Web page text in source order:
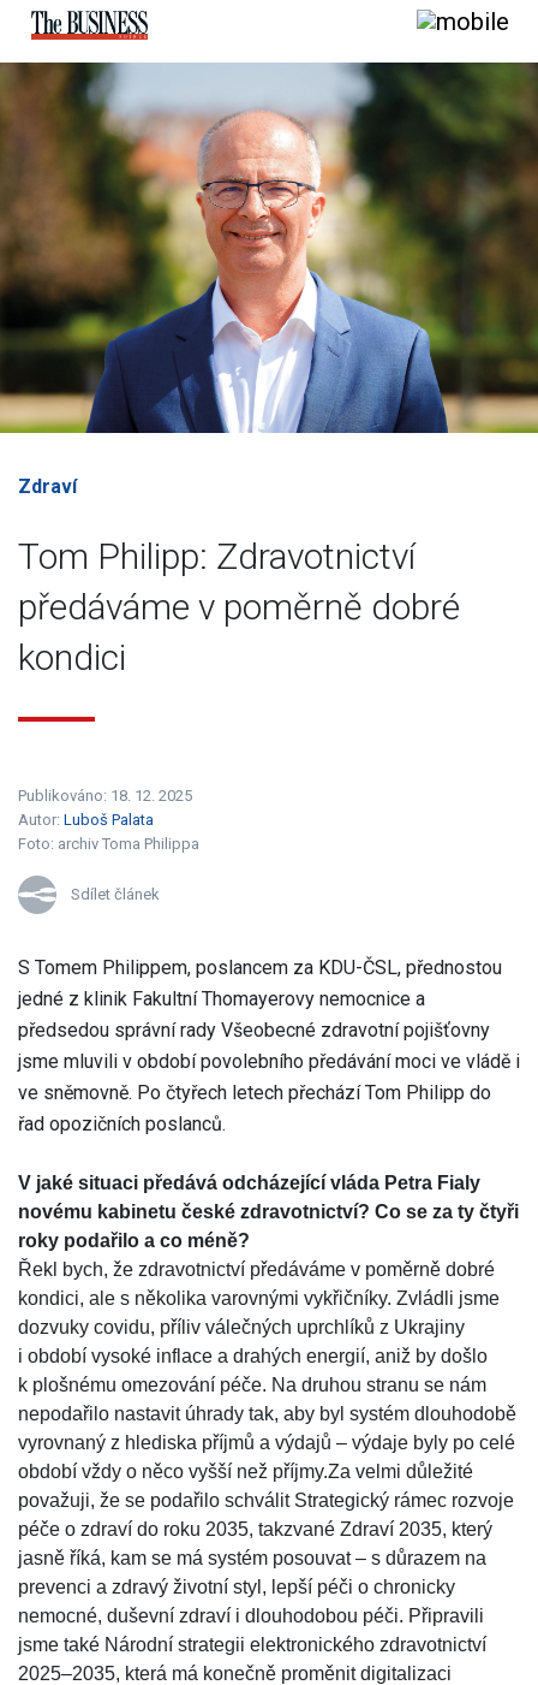
Zdraví
Tom Philipp: Zdravotnictví
předáváme v poměrně dobré
kondici
Publikováno: 18. 12. 2025
Autor: Luboš Palata
Foto: archiv Toma Philippa
Sdílet článek
S Tomem Philippem, poslancem za KDU-ČSL, přednostou
jedné z klinik Fakultní Thomayerovy nemocnice a
předsedou správní rady Všeobecné zdravotní pojišťovny
jsme mluvili v období povolebního předávání moci ve vládě i
ve sněmovně. Po čtyřech letech přechází Tom Philipp do
řad opozičních poslanců.
V jaké situaci předává odcházející vláda Petra Fialy
novému kabinetu české zdravotnictví? Co se za ty čtyři
roky podařilo a co méně?
Řekl bych, že zdravotnictví předáváme v poměrně dobré
kondici, ale s několika varovnými vykřičníky. Zvládli jsme
dozvuky covidu, příliv válečných uprchlíků z Ukrajiny
i období vysoké inflace a drahých energií, aniž by došlo
k plošnému omezování péče. Na druhou stranu se nám
nepodařilo nastavit úhrady tak, aby byl systém dlouhodobě
vyrovnaný z hlediska příjmů a výdajů – výdaje byly po celé
období vždy o něco vyšší než příjmy.Za velmi důležité
považuji, že se podařilo schválit Strategický rámec rozvoje
péče o zdraví do roku 2035, takzvané Zdraví 2035, který
jasně říká, kam se má systém posouvat – s důrazem na
prevenci a zdravý životní styl, lepší péči o chronicky
nemocné, duševní zdraví i dlouhodobou péči. Připravili
jsme také Národní strategii elektronického zdravotnictví
2025–2035, která má konečně proměnit digitalizaci